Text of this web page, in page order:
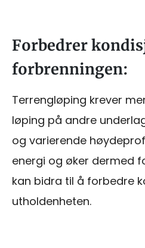
Forbedrer
forbrenningen:
Terrengløping krever
løping på andre
og varierende
energi og øker dermed
kan bidra til å forbedre
utholdenheten.